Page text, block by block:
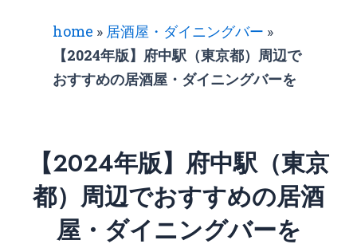
home » 居酒屋・ダイニングバー »
【2024年版】府中駅（東京都）周辺で
おすすめの居酒屋・ダイニングバーを
【2024年版】府中駅（東京
都）周辺でおすすめの居酒
屋・ダイニングバーを